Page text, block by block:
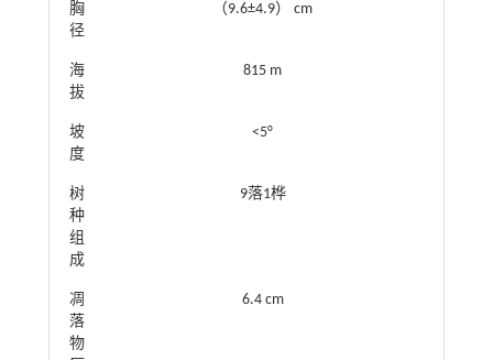
胸
径
（9.6±4.9） cm
海
拔
815 m
坡
度
<5°
树
种
组
成
9落1桦
凋
落
物
6.4 cm